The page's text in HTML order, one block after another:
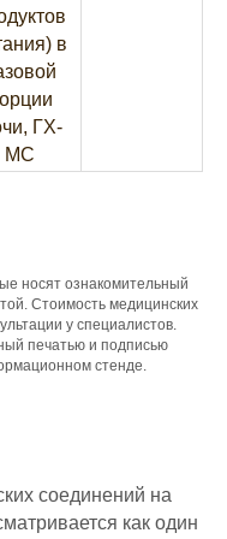
в
ГХ-
МС
носят ознакомительный
Стоимость медицинских
у специалистов.
печатью и подписью
стенде.
соединений на
как один